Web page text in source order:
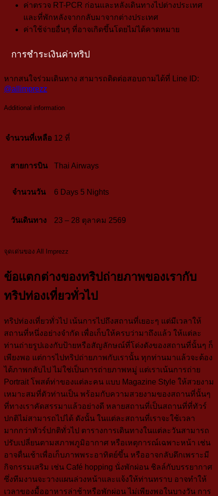
ค่าตรวจ RT-PCR ก่อนและหลังเดินทางไปต่างประเทศ
และที่พักหลังจากกลับมาจากต่างประเทศ
ค่าใช้จ่ายอื่นๆ ที่อาจเกิดขึ้นโดยไม่ได้คาดหมาย
การชำระเงินค่าทริป
หากสนใจร่วมเดินทาง สามารถติดต่อสอบถามได้ที่ Line ID:
@allimprezz
Additional information
จำนวนที่เหลือ 12 ที่
สายการบิน Thai Airways
จำนวนวัน 6 Days 5 Nights
วันเดินทาง 23 – 28 ตุลาคม 2569
จุดเด่นของ All Imprezz
ข้อแตกต่างของทริปถ่ายภาพของเรากับ
ทริปท่องเที่ยวทั่วไป
ทริปท่องเที่ยวทั่วไป เน้นการไปถึงสถานที่เยอะๆ แต่มีเวลาให้
สถานที่หนึ่งอย่างจำกัด เพื่อเก็บให้ครบว่ามาถึงแล้ว ให้แต่ละ
ท่านถ่ายรูปเองกับป้ายหรือสัญลักษณ์ที่โด่งดังของสถานที่นั้นๆ ก็
เพียงพอ แต่การไปทริปถ่ายภาพกับเรานั้น ทุกท่านมาแล้วจะต้อง
ได้ภาพกลับไป ไม่ใช่เป็นการถ่ายภาพหมู่ แต่เราเน้นการถ่าย
Portrait โพสต์ท่าของแต่ละคน แบบ Magazine Style ให้สวยงาม
เหมาะสมที่ตัวท่านเป็น พร้อมกับความสวยงามของสถานที่นั้นๆ
ที่ทางเราคัดสรรมาแล้วอย่างดี หลายสถานที่เป็นสถานที่ที่ทัวร์
ปกติไม่สามารถไปได้ ดังนั้น ในแต่ละสถานที่เราจะใช้เวลา
มากกว่าทัวร์ปกติทั่วไป ตารางการเดินทางในแต่ละวันสามารถ
ปรับเปลี่ยนตามสภาพภูมิอากาศ หรือเหตุการณ์เฉพาะหน้า เช่น
อาจตื่นเช้าเพื่อเก็บภาพพระอาทิตย์ขึ้น หรืออาจกลับดึกเพราะมี
กิจกรรมเสริม เช่น Café hopping นั่งพักผ่อน ชิลล์กับบรรยากาศ
ซึ่งทีมงานจะวางแผนล่วงหน้าและแจ้งให้ท่านทราบ อาจทำให้
เวลาของมื้ออาหารล่าช้าหรือพักผ่อน ไม่เพียงพอในบางวัน การ